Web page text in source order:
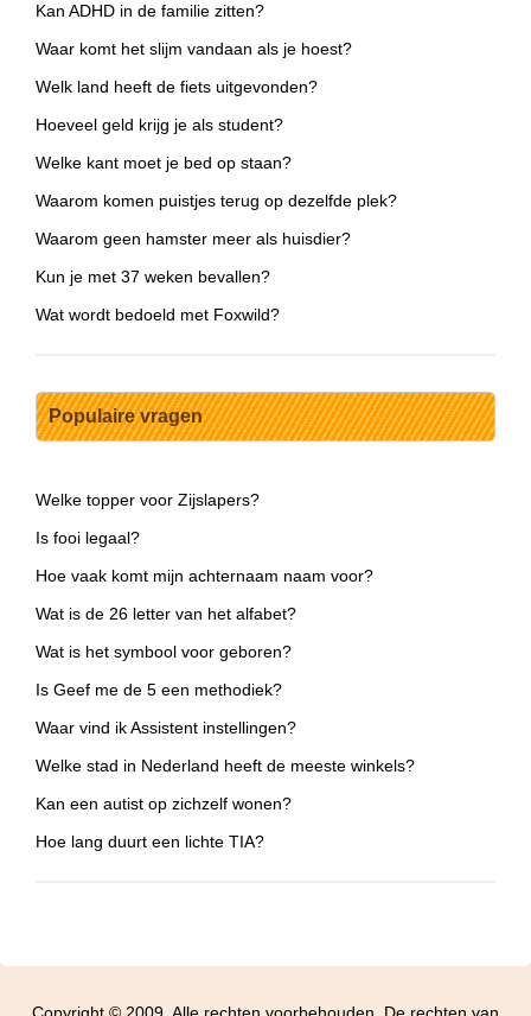
Kan ADHD in de familie zitten?
Waar komt het slijm vandaan als je hoest?
Welk land heeft de fiets uitgevonden?
Hoeveel geld krijg je als student?
Welke kant moet je bed op staan?
Waarom komen puistjes terug op dezelfde plek?
Waarom geen hamster meer als huisdier?
Kun je met 37 weken bevallen?
Wat wordt bedoeld met Foxwild?
Populaire vragen
Welke topper voor Zijslapers?
Is fooi legaal?
Hoe vaak komt mijn achternaam naam voor?
Wat is de 26 letter van het alfabet?
Wat is het symbool voor geboren?
Is Geef me de 5 een methodiek?
Waar vind ik Assistent instellingen?
Welke stad in Nederland heeft de meeste winkels?
Kan een autist op zichzelf wonen?
Hoe lang duurt een lichte TIA?